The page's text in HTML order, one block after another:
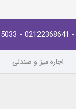
- 02122368641
- 02122065033
اجاره میز و صندلی